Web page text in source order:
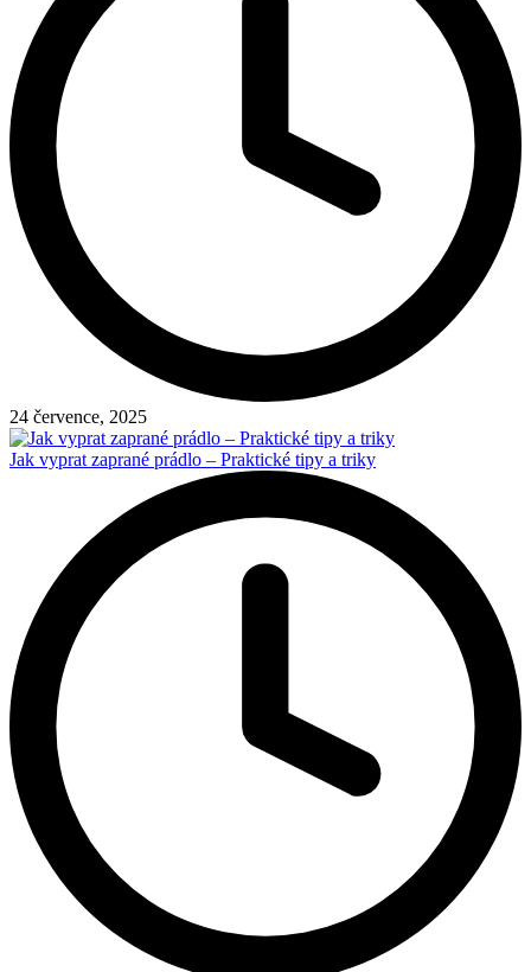
24 července, 2025
Jak vyprat zaprané prádlo – Praktické tipy a triky